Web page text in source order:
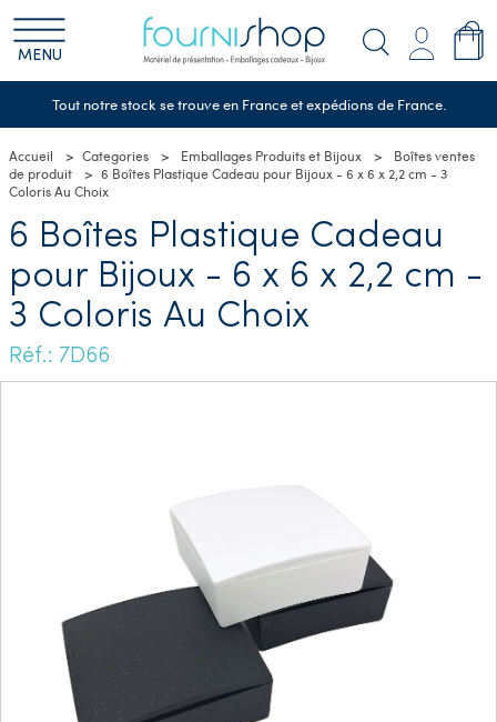
MENU
Tout notre stock se trouve en France et expédions de France.
Accueil Categories Emballages Produits et Bijoux
Boîtes ventes
de produit
6 Boîtes Plastique Cadeau pour Bijoux - 6 x 6 x 2,2 cm - 3
Coloris Au Choix
6 Boîtes Plastique Cadeau
pour Bijoux - 6 x 6 x 2,2 cm -
3 Coloris Au Choix
Réf.: 7D66